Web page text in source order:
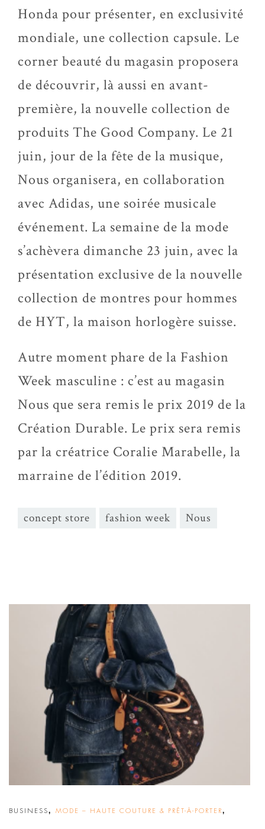
Honda pour présenter, en exclusivité
mondiale, une collection capsule. Le
corner beauté du magasin proposera
de découvrir, là aussi en avant-
première, la nouvelle collection de
produits The Good Company. Le 21
juin, jour de la fête de la musique,
Nous organisera, en collaboration
avec Adidas, une soirée musicale
événement. La semaine de la mode
s’achèvera dimanche 23 juin, avec la
présentation exclusive de la nouvelle
collection de montres pour hommes
de HYT, la maison horlogère suisse.
Autre moment phare de la Fashion
Week masculine : c’est au magasin
Nous que sera remis le prix 2019 de la
Création Durable. Le prix sera remis
par la créatrice Coralie Marabelle, la
marraine de l’édition 2019.
concept store fashion week Nous
BUSINESS, MODE – HAUTE COUTURE & PRÊT-À-PORTER,